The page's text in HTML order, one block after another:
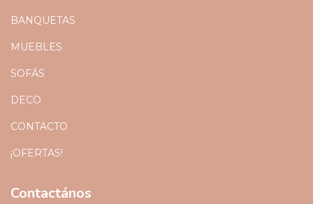
BANQUETAS
MUEBLES
SOFÁS
DECO
CONTACTO
¡OFERTAS!
Contactános